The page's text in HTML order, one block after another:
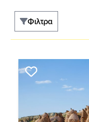
Φιλτρα